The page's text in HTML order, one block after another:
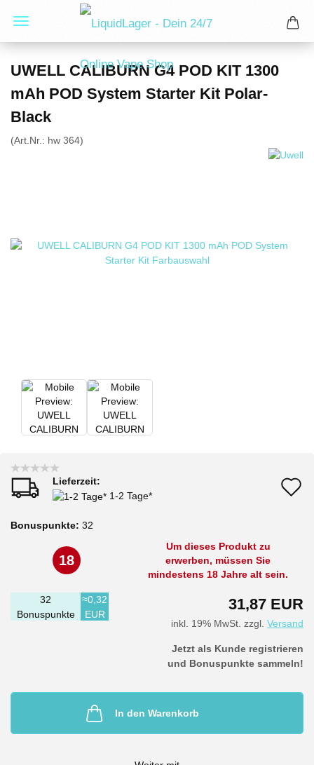
UWELL CALIBURN G4 POD KIT 1300
mAh POD System Starter Kit Polar-
Black
(Art.Nr.: hw 364)
Lieferzeit:
1-2 Tage*
Bonuspunkte: 32
18
Um dieses Produkt zu
erwerben, müssen Sie
mindestens 18 Jahre alt sein.
31,87 EUR
inkl. 19% MwSt. zzgl. Versand
32
Bonuspunkte
≈0,32
EUR
Jetzt als Kunde registrieren
und Bonuspunkte sammeln!
In den Warenkorb